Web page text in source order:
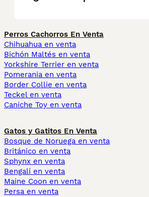
Perros Cachorros En Venta
Chihuahua en venta
Bichón Maltés en venta
Yorkshire Terrier en venta
Pomerania en venta
Border Collie en venta
Teckel en venta
Caniche Toy en venta
Gatos y Gatitos En Venta
Bosque de Noruega en venta
Británico en venta
Sphynx en venta
Bengalí en venta
Maine Coon en venta
Persa en venta